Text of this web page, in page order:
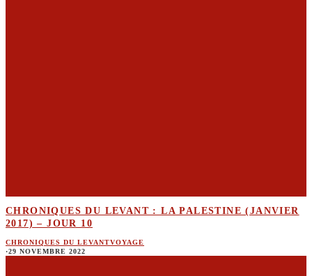
CHRONIQUES DU LEVANT : LA PALESTINE (JANVIER
2017) – JOUR 10
CHRONIQUES DU LEVANTVOYAGE
·29 NOVEMBRE 2022